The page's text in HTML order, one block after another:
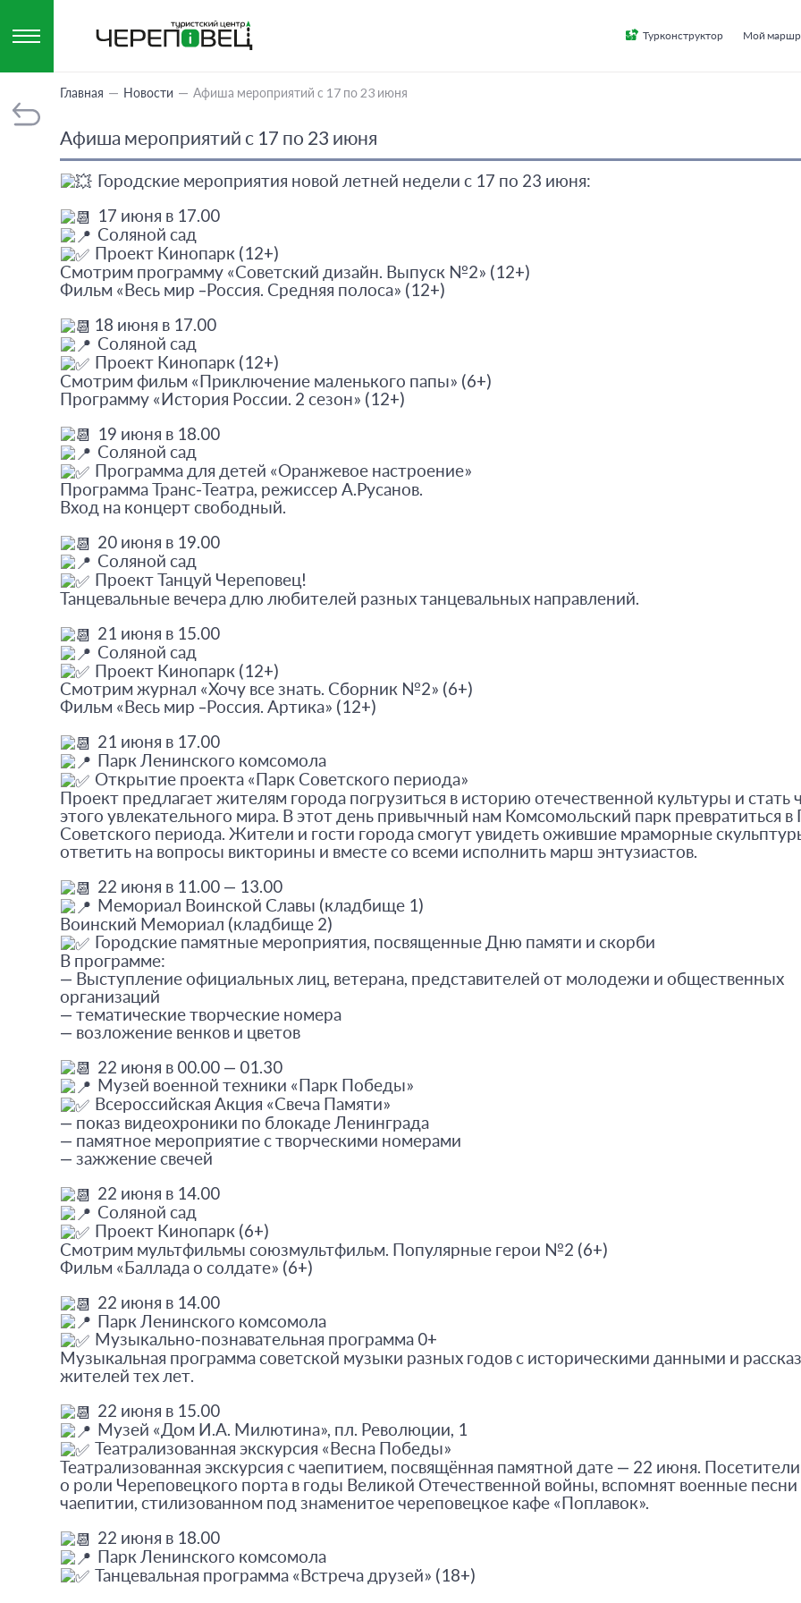
Турконструктор Мой
Главная Новости Афиша мероприятий с 17 по 23 июня
Афиша мероприятий с 17 по 23 июня
Городские мероприятия новой летней недели с 17 по 23 июня:
17 июня в 17.00
Соляной сад
Проект Кинопарк (12+)
Смотрим программу «Советский дизайн. Выпуск №2» (12+)
Фильм «Весь мир –Россия. Средняя полоса» (12+)
18 июня в 17.00
Соляной сад
Проект Кинопарк (12+)
Смотрим фильм «Приключение маленького папы» (6+)
Программу «История России. 2 сезон» (12+)
19 июня в 18.00
Соляной сад
Программа для детей «Оранжевое настроение»
Программа Транс-Театра, режиссер А.Русанов.
Вход на концерт свободный.
20 июня в 19.00
Соляной сад
Проект Танцуй Череповец!
Танцевальные вечера длю любителей разных танцевальных направлений.
21 июня в 15.00
Соляной сад
Проект Кинопарк (12+)
Смотрим журнал «Хочу все знать. Сборник №2» (6+)
Фильм «Весь мир –Россия. Артика» (12+)
21 июня в 17.00
Парк Ленинского комсомола
Открытие проекта «Парк Советского периода»
Проект предлагает жителям города погрузиться в историю отечественной культуры и стать
этого увлекательного мира. В этот день привычный нам Комсомольский парк превратиться в
Советского периода. Жители и гости города смогут увидеть ожившие мраморные
ответить на вопросы викторины и вместе со всеми исполнить марш энтузиастов.
22 июня в 11.00 — 13.00
Мемориал Воинской Славы (кладбище 1)
Воинский Мемориал (кладбище 2)
Городские памятные мероприятия, посвященные Дню памяти и скорби
В программе:
— Выступление официальных лиц, ветерана, представителей от молодежи и общественных
организаций
— тематические творческие номера
— возложение венков и цветов
22 июня в 00.00 — 01.30
Музей военной техники «Парк Победы»
Всероссийская Акция «Свеча Памяти»
— показ видеохроники по блокаде Ленинграда
— памятное мероприятие с творческими номерами
— зажжение свечей
22 июня в 14.00
Соляной сад
Проект Кинопарк (6+)
Смотрим мультфильмы союзмультфильм. Популярные герои №2 (6+)
Фильм «Баллада о солдате» (6+)
22 июня в 14.00
Парк Ленинского комсомола
Музыкально-познавательная программа 0+
Музыкальная программа советской музыки разных годов с историческими данными и
жителей тех лет.
22 июня в 15.00
Музей «Дом И.А. Милютина», пл. Революции, 1
Театрализованная экскурсия «Весна Победы»
Театрализованная экскурсия с чаепитием, посвящённая памятной дате — 22 июня.
о роли Череповецкого порта в годы Великой Отечественной войны, вспомнят военные песни
чаепитии, стилизованном под знаменитое череповецкое кафе «Поплавок».
22 июня в 18.00
Парк Ленинского комсомола
Танцевальная программа «Встреча друзей» (18+)